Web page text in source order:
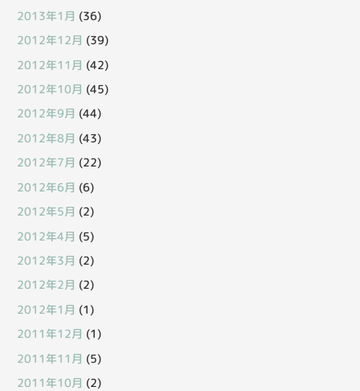
2013年1月 (36)
2012年12月 (39)
2012年11月 (42)
2012年10月 (45)
2012年9月 (44)
2012年8月 (43)
2012年7月 (22)
2012年6月 (6)
2012年5月 (2)
2012年4月 (5)
2012年3月 (2)
2012年2月 (2)
2012年1月 (1)
2011年12月 (1)
2011年11月 (5)
2011年10月 (2)